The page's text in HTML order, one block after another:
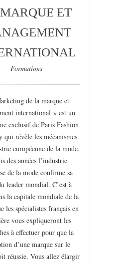
ET
Formations
de la marque et
international » est un
exclusif de Paris Fashion
qui révèle les mécanismes
européenne de la mode.
des années l’industrie
de la mode confirme sa
leader mondial. C’est à
la capitale mondiale de la
les spécialistes français en
vous expliqueront les
à effectuer pour que la
d’une marque sur le
réussie. Vous allez élargir